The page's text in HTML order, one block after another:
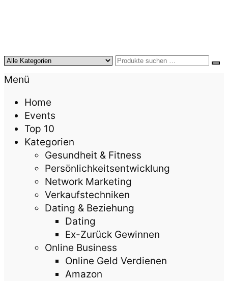
KursTipps.de
Weil Weiterbildung die beste Investition für mehr
Lebensqualität ist.
Menü
Home
Events
Top 10
Kategorien
Gesundheit & Fitness
Persönlichkeitsentwicklung
Network Marketing
Verkaufstechniken
Dating & Beziehung
Dating
Ex-Zurück Gewinnen
Online Business
Online Geld Verdienen
Amazon